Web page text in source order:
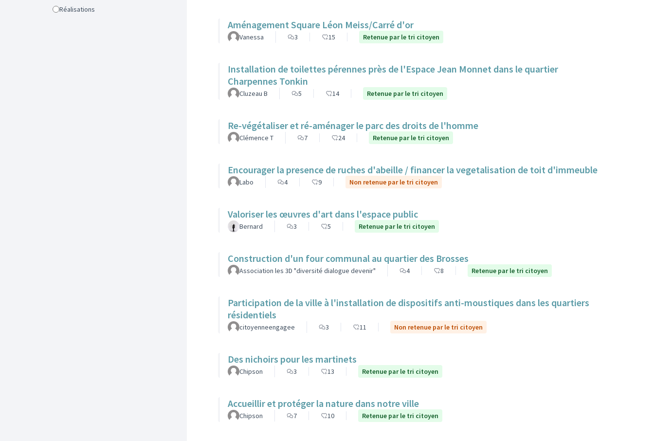
Réalisations
Aménagement Square Léon Meiss/Carré d'or
Vanessa 3 15 Retenue par le tri citoyen
Installation de toilettes pérennes près de l'Espace Jean Monnet dans le quartier
Charpennes Tonkin
Cluzeau B 5 14 Retenue par le tri citoyen
Re-végétaliser et ré-aménager le parc des droits de l'homme
Clémence T 7 24 Retenue par le tri citoyen
Encourager la presence de ruches d'abeille / financer la vegetalisation de toit d'immeuble
Labo 4 9 Non retenue par le tri citoyen
Valoriser les œuvres d'art dans l'espace public
Bernard 3 5 Retenue par le tri citoyen
Construction d'un four communal au quartier des Brosses
Association les 3D "diversité dialogue devenir" 4 8 Retenue par le tri citoyen
Participation de la ville à l'installation de dispositifs anti-moustiques dans les quartiers
résidentiels
citoyenneengagee 3 11 Non retenue par le tri citoyen
Des nichoirs pour les martinets
Chipson 3 13 Retenue par le tri citoyen
Accueillir et protéger la nature dans notre ville
Chipson 7 10 Retenue par le tri citoyen